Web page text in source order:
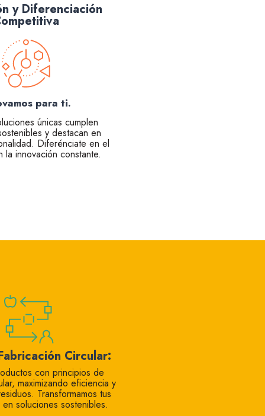
y Diferenciación
para ti.
únicas cumplen
y destacan en
Diferénciate en el
la innovación constante.
Circular:
con principios de
maximizando eficiencia y
Transformamos tus
soluciones sostenibles.